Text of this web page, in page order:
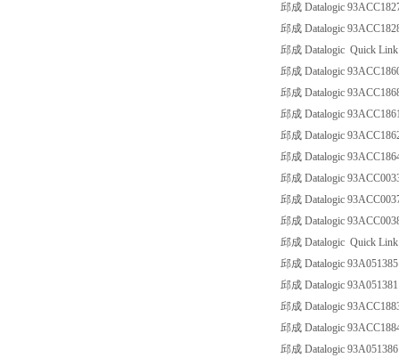
邱成 Datalogic
邱成 Datalogic
邱成 Datalogic Quick Link
邱成 Datalogic
邱成 Datalogic
邱成 Datalogic
邱成 Datalogic
邱成 Datalogic
邱成 Datalogic
邱成 Datalogic
邱成 Datalogic
邱成 Datalogic Quick Link
邱成 Datalogic
邱成 Datalogic
邱成 Datalogic
邱成 Datalogic
邱成 Datalogic